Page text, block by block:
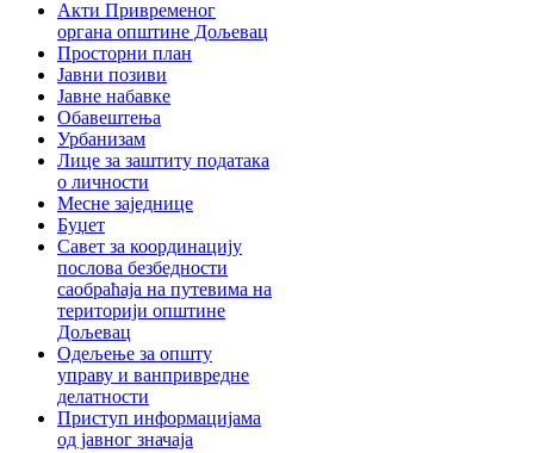
Акти Привременог
органа општине Дољевац
Просторни план
Јавни позиви
Јавне набавке
Обавештења
Урбанизам
Лице за заштиту података
о личности
Месне заједнице
Буџет
Савет за координацију
послова безбедности
саобраћаја на путевима на
територији општине
Дољевац
Одељење за општу
управу и ванпривредне
делатности
Приступ информацијама
од јавног значаја